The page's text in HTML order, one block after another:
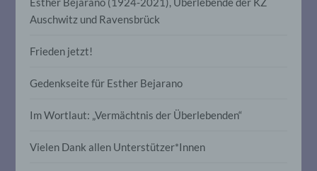
Auschwitz und Ravensbrück
Frieden jetzt!
Gedenkseite für Esther Bejarano
Im Wortlaut: „Vermächtnis der Überlebenden“
Vielen Dank allen Unterstützer*Innen
Verbreitung oder eine andere Form der
Bereitstellung, den Abgleich oder die
Löschen oder die Vernichtung.
d) Einschränkung der Verarbeitung
Einschränkung der Verarbeitung ist die
personenbezogener Daten mit dem Ziel,